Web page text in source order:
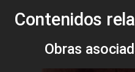
Contenidos
Obras